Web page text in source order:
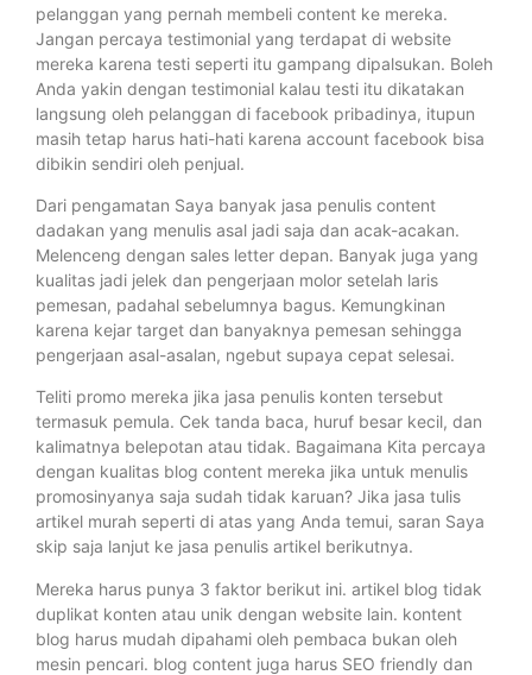
pelanggan yang pernah membeli content ke mereka.
Jangan percaya testimonial yang terdapat di website
mereka karena testi seperti itu gampang dipalsukan. Boleh
Anda yakin dengan testimonial kalau testi itu dikatakan
langsung oleh pelanggan di facebook pribadinya, itupun
masih tetap harus hati-hati karena account facebook bisa
dibikin sendiri oleh penjual.
Dari pengamatan Saya banyak jasa penulis content
dadakan yang menulis asal jadi saja dan acak-acakan.
Melenceng dengan sales letter depan. Banyak juga yang
kualitas jadi jelek dan pengerjaan molor setelah laris
pemesan, padahal sebelumnya bagus. Kemungkinan
karena kejar target dan banyaknya pemesan sehingga
pengerjaan asal-asalan, ngebut supaya cepat selesai.
Teliti promo mereka jika jasa penulis konten tersebut
termasuk pemula. Cek tanda baca, huruf besar kecil, dan
kalimatnya belepotan atau tidak. Bagaimana Kita percaya
dengan kualitas blog content mereka jika untuk menulis
promosinyanya saja sudah tidak karuan? Jika jasa tulis
artikel murah seperti di atas yang Anda temui, saran Saya
skip saja lanjut ke jasa penulis artikel berikutnya.
Mereka harus punya 3 faktor berikut ini. artikel blog tidak
duplikat konten atau unik dengan website lain. kontent
blog harus mudah dipahami oleh pembaca bukan oleh
mesin pencari. blog content juga harus SEO friendly dan